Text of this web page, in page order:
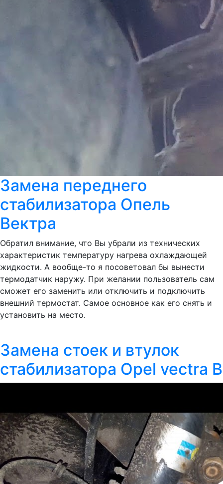
Замена переднего
стабилизатора Опель
Вектра
Обратил внимание, что Вы убрали из технических
характеристик температуру нагрева охлаждающей
жидкости. А вообще-то я посоветовал бы вынести
термодатчик наружу. При желании пользователь сам
сможет его заменить или отключить и подключить
внешний термостат. Самое основное как его снять и
установить на место.
Замена стоек и втулок
стабилизатора Opel vectra B